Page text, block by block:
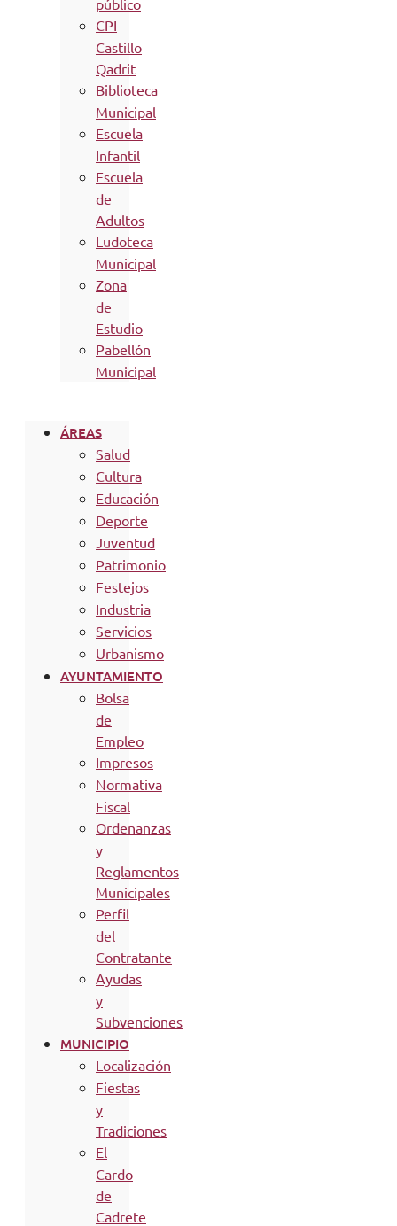
CPI
Castillo
Qadrit
Biblioteca
Municipal
Escuela
Infantil
Escuela
de
Adultos
Ludoteca
Municipal
Zona
de
Estudio
Pabellón
Municipal
ÁREAS
Salud
Cultura
Educación
Deporte
Juventud
Patrimonio
Festejos
Industria
Servicios
Urbanismo
AYUNTAMIENTO
Bolsa
de
Empleo
Impresos
Normativa
Fiscal
Ordenanzas
y
Reglamentos
Municipales
Perfil
del
Contratante
Ayudas
y
Subvenciones
MUNICIPIO
Localización
Fiestas
y
Tradiciones
El
Cardo
de
Cadrete